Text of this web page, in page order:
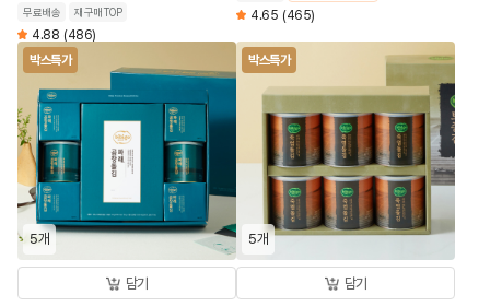
무료배송 재구매TOP
4.88 (486)
4.65 (465)
박스특가
5개
담기
박스특가
5개
담기